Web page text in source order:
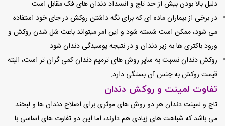
دلیل بالا بودن بیش از حد تاج و انسداد دندان های فک مقابل است.
در برخی از بیماران ماده ای که برای نگه داشتن روکش در جای خود استفاده
می شود، ممکن است شسته شود و این امر میتواند باعث شل شدن روکش و
ورود باکتری ها به زیر دندان و در نتیجه پوسیدگی دندان شود.
روکش دندان نسبت به سایر روش های ترمیم دندان کمی گران تر است، البته
قیمت روکش به جنس آن بستگی دارد.
تفاوت لمینت و روکش دندان
تاج و لمینت دندان هر دو روش های موثری برای اصلاح دندان ها و لبخند
می باشد که شباهت های زیادی هم دارند، اما این دو تفاوت های اساسی با